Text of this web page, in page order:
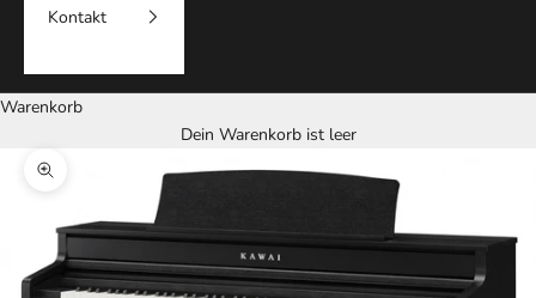
Kontakt
Warenkorb
Dein Warenkorb ist leer
Bild vergrößern